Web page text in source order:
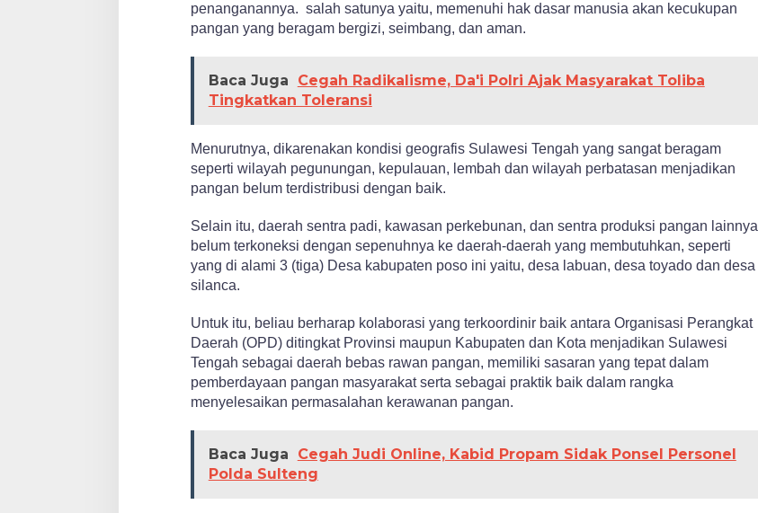
penanganannya. salah satunya yaitu, memenuhi hak dasar manusia akan kecukupan
pangan yang beragam bergizi, seimbang, dan aman.
Baca Juga
Cegah Radikalisme, Da'i Polri Ajak Masyarakat Toliba
Tingkatkan Toleransi
Menurutnya, dikarenakan kondisi geografis Sulawesi Tengah yang sangat beragam
seperti wilayah pegunungan, kepulauan, lembah dan wilayah perbatasan menjadikan
pangan belum terdistribusi dengan baik.
Selain itu, daerah sentra padi, kawasan perkebunan, dan sentra produksi pangan lainnya
belum terkoneksi dengan sepenuhnya ke daerah-daerah yang membutuhkan, seperti
yang di alami 3 (tiga) Desa kabupaten poso ini yaitu, desa labuan, desa toyado dan desa
silanca.
Untuk itu, beliau berharap kolaborasi yang terkoordinir baik antara Organisasi Perangkat
Daerah (OPD) ditingkat Provinsi maupun Kabupaten dan Kota menjadikan Sulawesi
Tengah sebagai daerah bebas rawan pangan, memiliki sasaran yang tepat dalam
pemberdayaan pangan masyarakat serta sebagai praktik baik dalam rangka
menyelesaikan permasalahan kerawanan pangan.
Baca Juga
Cegah Judi Online, Kabid Propam Sidak Ponsel Personel
Polda Sulteng